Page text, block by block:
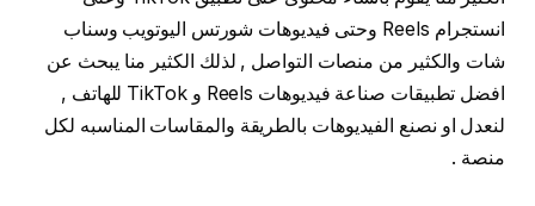
انستجرام Reels وحتى فيديوهات شورتس اليوتويب وسناب
شات والكثير من منصات التواصل , لذلك الكثير منا يبحث عن
افضل تطبيقات صناعة فيديوهات Reels و TikTok للهاتف ,
لنعدل او نصنع الفيديوهات بالطريقة والمقاسات المناسبه لكل
منصة .